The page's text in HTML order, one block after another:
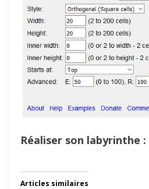
Réaliser son labyrinthe :
Articles similaires